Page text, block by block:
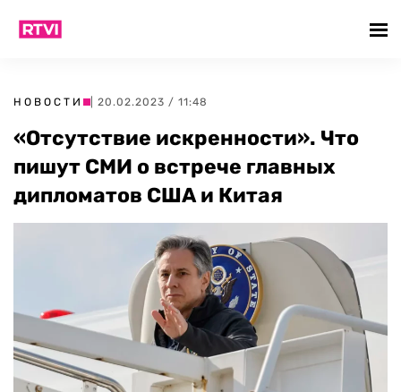
НОВОСТИ | 20.02.2023 / 11:48
«Отсутствие искренности». Что
пишут СМИ о встрече главных
дипломатов США и Китая